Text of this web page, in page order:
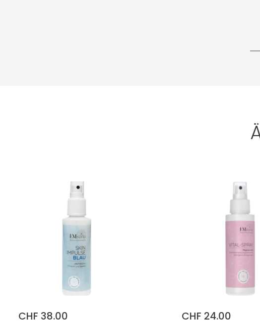
CHF 38.00 CHF 24.00